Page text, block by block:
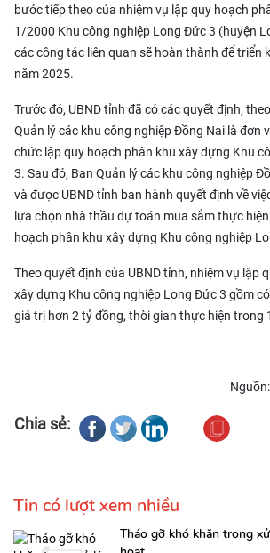
bước tiếp theo của nhiệm vụ lập quy hoạch
1/2000 Khu công nghiệp Long Đức 3 (huyện
các công tác liên quan sẽ hoàn thành để triển
năm 2025.
Trước đó, UBND tỉnh đã có các quyết định,
Quản lý các khu công nghiệp Đồng Nai là đơn
chức lập quy hoạch phân khu xây dựng Khu
3. Sau đó, Ban Quản lý các khu công nghiệp
và được UBND tỉnh ban hành quyết định về
lựa chọn nhà thầu dự toán mua sắm thực
hoạch phân khu xây dựng Khu công nghiệp
Theo quyết định của UBND tỉnh, nhiệm vụ lập
xây dựng Khu công nghiệp Long Đức 3 gồm
giá trị hơn 2 tỷ đồng, thời gian thực hiện trong
Chia sẻ:
Tin có lượt xem nhiều
Tháo gỡ khó khăn trong